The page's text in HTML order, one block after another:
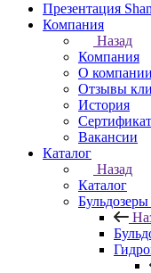
Презентация
Компания
Назад
Компания
О компании
Отзывы
История
Вакансии
Каталог
Назад
Каталог